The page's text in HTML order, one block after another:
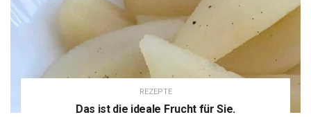
REZEPTE
Das ist die ideale Frucht für Sie.